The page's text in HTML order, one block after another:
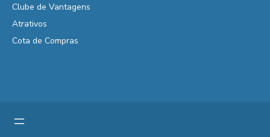
Clube de Vantagens
Atrativos
Cota de Compras